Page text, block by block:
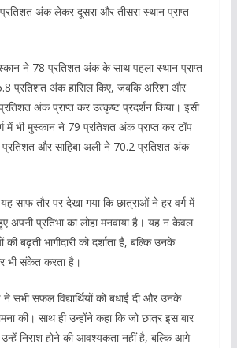
अंक लेकर दूसरा और तीसरा स्थान प्राप्त
ने 78 प्रतिशत अंक के साथ पहला स्थान प्राप्त
प्रतिशत अंक हासिल किए, जबकि अरिशा और
अंक प्राप्त कर उत्कृष्ट प्रदर्शन किया। इसी
में भी मुस्कान ने 79 प्रतिशत अंक प्राप्त कर टॉप
और साहिबा अली ने 70.2 प्रतिशत अंक
साफ तौर पर देखा गया कि छात्राओं ने हर वर्ग में
अपनी प्रतिभा का लोहा मनवाया है। यह न केवल
की बढ़ती भागीदारी को दर्शाता है, बल्कि उनके
भी संकेत करता है।
ने सभी सफल विद्यार्थियों को बधाई दी और उनके
की। साथ ही उन्होंने कहा कि जो छात्र इस बार
निराश होने की आवश्यकता नहीं है, बल्कि आगे